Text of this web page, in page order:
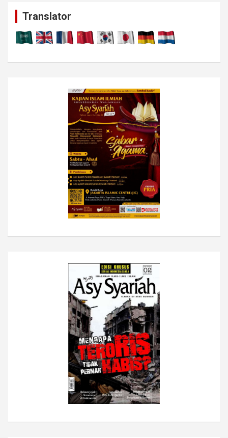
Translator